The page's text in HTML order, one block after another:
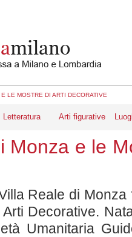
LE MOSTRE DI ARTI DECORATIVE
Letteratura Arti figurative
Monza e le
Reale di
Decorative.
Umanitaria